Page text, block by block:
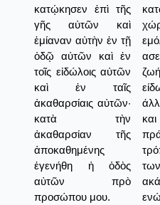
κατῴκησεν ἐπὶ τῆς
γῆς αὐτῶν καὶ
ἐμίαναν αὐτὴν ἐν τῇ
ὁδῷ αὐτῶν καὶ ἐν
τοῖς εἰδώλοις αὐτῶν
καὶ ἐν ταῖς
ἀκαθαρσίαις αὐτῶν·
κατὰ τὴν
ἀκαθαρσίαν τῆς
ἀποκαθημένης
ἐγενήθη ἡ ὁδὸς
αὐτῶν πρὸ
προσώπου μου.